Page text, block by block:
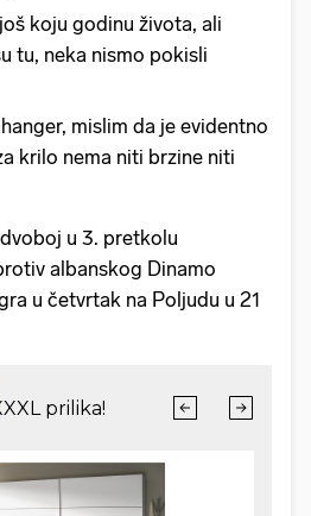
koju godinu života, ali
tu, neka nismo pokisli
mislim da je evidentno
krilo nema niti brzine niti
u 3. pretkolu
albanskog Dinamo
u četvrtak na Poljudu u 21